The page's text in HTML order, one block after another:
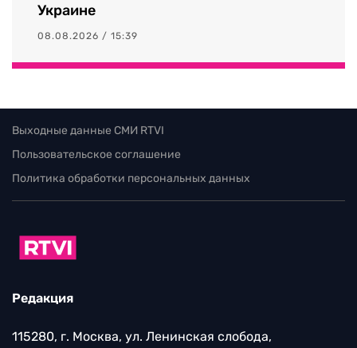
Украине
08.08.2026 / 15:39
Выходные данные СМИ RTVI
Пользовательское соглашение
Политика обработки персональных данных
Редакция
115280, г. Москва, ул. Ленинская слобода,